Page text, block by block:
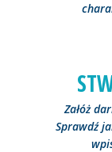
Załóż
Sprawdź